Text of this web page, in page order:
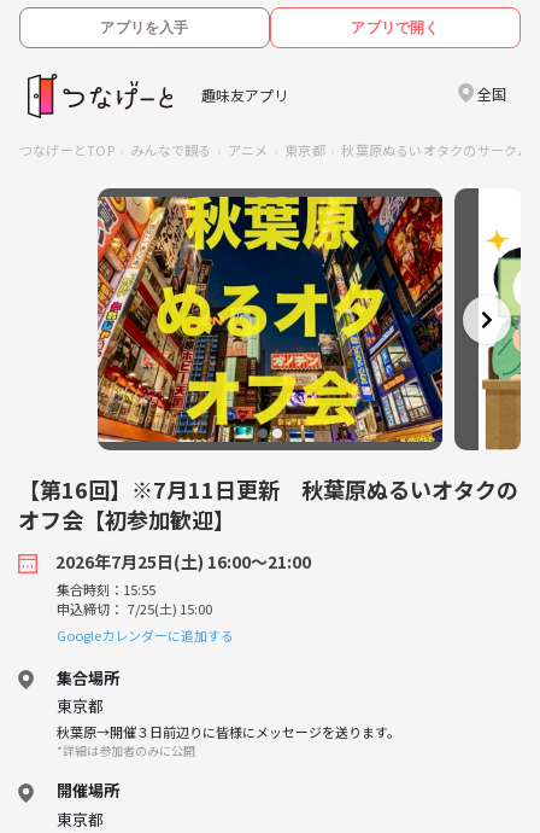
アプリを入手 アプリで開く
趣味友アプリ 全国
つなげーとTOP みんなで観る アニメ 東京都 秋葉原ぬるいオタクのサークル
【第16回】※7月11日更新 秋葉原ぬるいオタクの
オフ会【初参加歓迎】
2026年7月25日(土) 16:00〜21:00
集合時刻：15:55
申込締切： 7/25(土) 15:00
Googleカレンダーに追加する
集合場所
東京都
秋葉原→開催３日前辺りに皆様にメッセージを送ります。
*詳細は参加者のみに公開
開催場所
東京都